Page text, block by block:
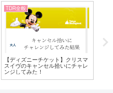
TDR全般
【ディズニーチケット】クリスマ
スイヴのキャンセル拾いにチャレ
ンジしてみた！